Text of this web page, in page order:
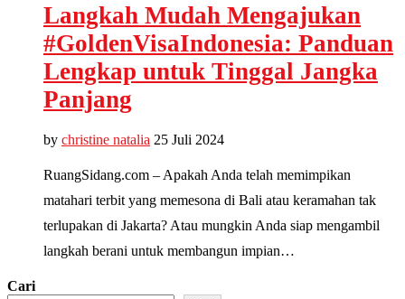
Langkah Mudah Mengajukan
#GoldenVisaIndonesia: Panduan
Lengkap untuk Tinggal Jangka
Panjang
by christine natalia 25 Juli 2024
RuangSidang.com – Apakah Anda telah memimpikan
matahari terbit yang memesona di Bali atau keramahan tak
terlupakan di Jakarta? Atau mungkin Anda siap mengambil
langkah berani untuk membangun impian…
Cari